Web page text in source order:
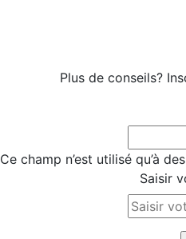
Plus de conseils?
Ce champ n’est utilisé qu’à
Saisir